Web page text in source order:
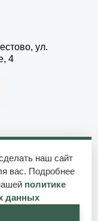
ул.
4
производителя
наш сайт
вас. Подробнее
политике
данных